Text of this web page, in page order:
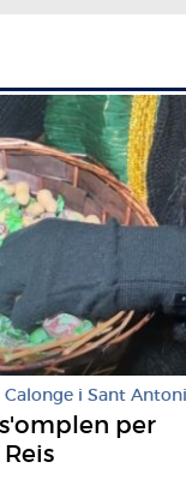
Calonge i Sant Antoni
per